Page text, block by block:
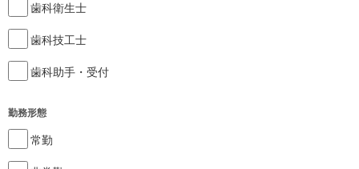
歯科衛生士
歯科技工士
歯科助手・受付
勤務形態
常勤